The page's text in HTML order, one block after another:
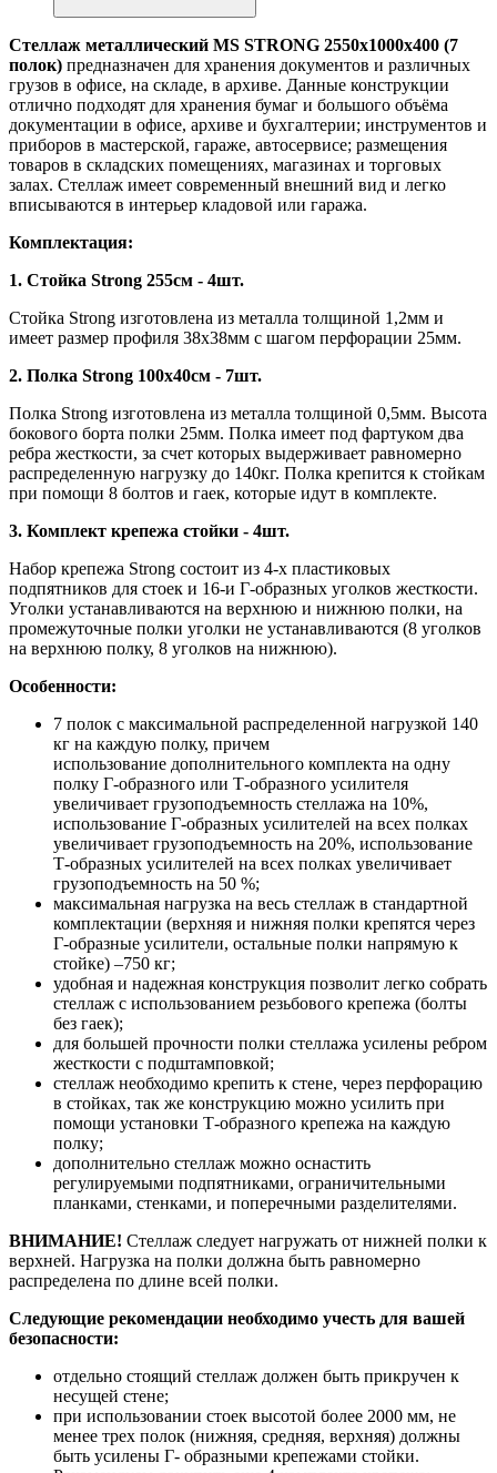
Стеллаж металлический MS STRONG 2550x1000x400 (7
полок) предназначен для хранения документов и различных
грузов в офисе, на складе, в архиве. Данные конструкции
отлично подходят для хранения бумаг и большого объёма
документации в офисе, архиве и бухгалтерии; инструментов и
приборов в мастерской, гараже, автосервисе; размещения
товаров в складских помещениях, магазинах и торговых
залах. Стеллаж имеет современный внешний вид и легко
вписываются в интерьер кладовой или гаража.
Комплектация:
1. Стойка Strong 255см - 4шт.
Стойка Strong изготовлена из металла толщиной 1,2мм и
имеет размер профиля 38х38мм с шагом перфорации 25мм.
2. Полка Strong 100х40см - 7шт.
Полка Strong изготовлена из металла толщиной 0,5мм. Высота
бокового борта полки 25мм. Полка имеет под фартуком два
ребра жесткости, за счет которых выдерживает равномерно
распределенную нагрузку до 140кг. Полка крепится к стойкам
при помощи 8 болтов и гаек, которые идут в комплекте.
3. Комплект крепежа стойки - 4шт.
Набор крепежа Strong состоит из 4-х пластиковых
подпятников для стоек и 16-и Г-образных уголков жесткости.
Уголки устанавливаются на верхнюю и нижнюю полки, на
промежуточные полки уголки не устанавливаются (8 уголков
на верхнюю полку, 8 уголков на нижнюю).
Особенности:
7 полок с максимальной распределенной нагрузкой 140
кг на каждую полку, причем
использование дополнительного комплекта на одну
полку Г-образного или Т-образного усилителя
увеличивает грузоподъемность стеллажа на 10%,
использование Г-образных усилителей на всех полках
увеличивает грузоподъемность на 20%, использование
Т-образных усилителей на всех полках увеличивает
грузоподъемность на 50 %;
максимальная нагрузка на весь стеллаж в стандартной
комплектации (верхняя и нижняя полки крепятся через
Г-образные усилители, остальные полки напрямую к
стойке) –750 кг;
удобная и надежная конструкция позволит легко собрать
стеллаж с использованием резьбового крепежа (болты
без гаек);
для большей прочности полки стеллажа усилены ребром
жесткости с подштамповкой;
стеллаж необходимо крепить к стене, через перфорацию
в стойках, так же конструкцию можно усилить при
помощи установки Т-образного крепежа на каждую
полку;
дополнительно стеллаж можно оснастить
регулируемыми подпятниками, ограничительными
планками, стенками, и поперечными разделителями.
ВНИМАНИЕ! Стеллаж следует нагружать от нижней полки к
верхней. Нагрузка на полки должна быть равномерно
распределена по длине всей полки.
Следующие рекомендации необходимо учесть для вашей
безопасности:
отдельно стоящий стеллаж должен быть прикручен к
несущей стене;
при использовании стоек высотой более 2000 мм, не
менее трех полок (нижняя, средняя, верхняя) должны
быть усилены Г- образными крепежами стойки.